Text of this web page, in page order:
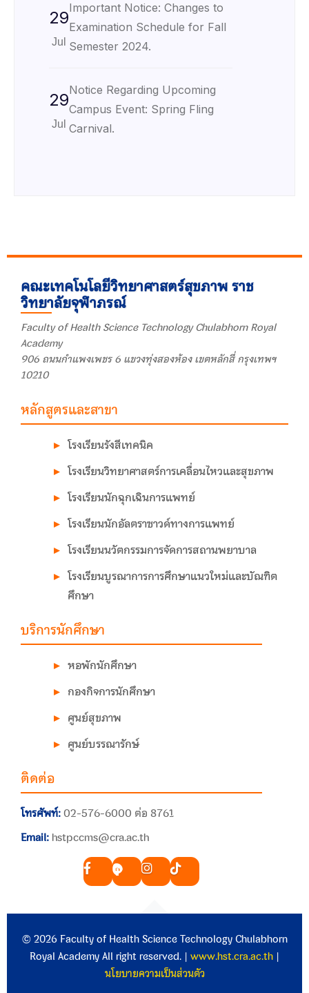
29
Jul
Important Notice: Changes to
Examination Schedule for Fall
Semester 2024.
29
Jul
Notice Regarding Upcoming
Campus Event: Spring Fling
Carnival.
คณะเทคโนโลยีวิทยาศาสตร์สุขภาพ ราช
วิทยาลัยจุฬาภรณ์
Faculty of Health Science Technology Chulabhorn Royal
Academy
906 ถนนกำแพงเพชร 6 แขวงทุ่งสองห้อง เขตหลักสี่ กรุงเทพฯ
10210
หลักสูตรและสาขา
โรงเรียนรังสีเทคนิค
โรงเรียนวิทยาศาสตร์การเคลื่อนไหวและสุขภาพ
โรงเรียนนักฉุกเฉินการแพทย์
โรงเรียนนักอัลตราซาวด์ทางการแพทย์
โรงเรียนนวัตกรรมการจัดการสถานพยาบาล
โรงเรียนบูรณาการการศึกษาแนวใหม่และบัณฑิต
ศึกษา
บริการนักศึกษา
หอพักนักศึกษา
กองกิจการนักศึกษา
ศูนย์สุขภาพ
ศูนย์บรรณารักษ์
ติดต่อ
โทรศัพท์:02-576-6000 ต่อ 8761
Email: hstpccms@cra.ac.th
© 2026 Faculty of Health Science Technology Chulabhorn
Royal Academy All right reserved. | www.hst.cra.ac.th |
นโยบายความเป็นส่วนตัว